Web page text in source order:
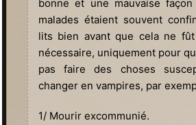
bonne et une mauvaise
malades étaient souvent
lits bien avant que cela ne fût
nécessaire, uniquement pour
pas faire des choses
changer en vampires, par
1/ Mourir excommunié.